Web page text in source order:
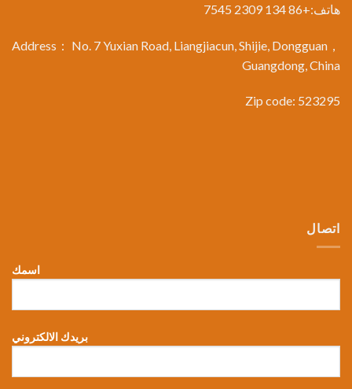
هاتف:+86 134 2309 7545
Address： No. 7 Yuxian Road, Liangjiacun, Shijie, Dongguan，
Guangdong, China
Zip code: 523295
اتصال
اسمك
بريدك الالكتروني